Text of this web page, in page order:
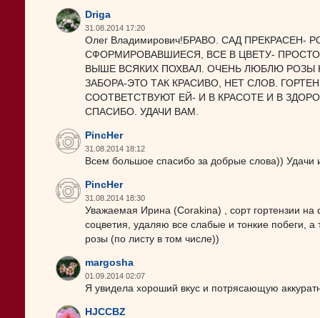
Driga
31.08.2014 17:20
Олег Владимирович!БРАВО. САД
СФОРМИРОВАВШИЕСЯ, ВСЕ В ЦВЕТУ-
ВЫШЕ ВСЯКИХ ПОХВАЛ. ОЧЕНЬ ЛЮБЛЮ РОЗЫ
ЗАБОРА-ЭТО ТАК КРАСИВО, НЕТ СЛОВ.
СООТВЕТСТВУЮТ ЕЙ- И В КРАСОТЕ И В
СПАСИБО. УДАЧИ ВАМ.
PincHer
31.08.2014 18:12
Всем большое спасибо за добрые слова))
PincHer
31.08.2014 18:30
Уважаемая Ирина (Corakina) , сорт гортензии
соцветия, удаляю все слабые и тонкие побеги, а
розы (по листу в том числе))
margosha
01.09.2014 02:07
Я увидела хороший вкус и потрясающую
HJCCBZ